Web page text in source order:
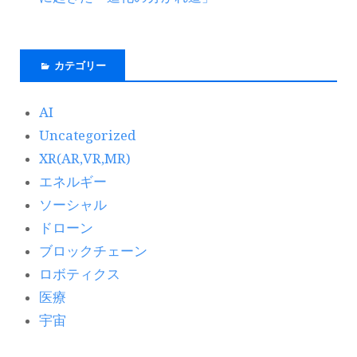
カテゴリー
AI
Uncategorized
XR(AR,VR,MR)
エネルギー
ソーシャル
ドローン
ブロックチェーン
ロボティクス
医療
宇宙